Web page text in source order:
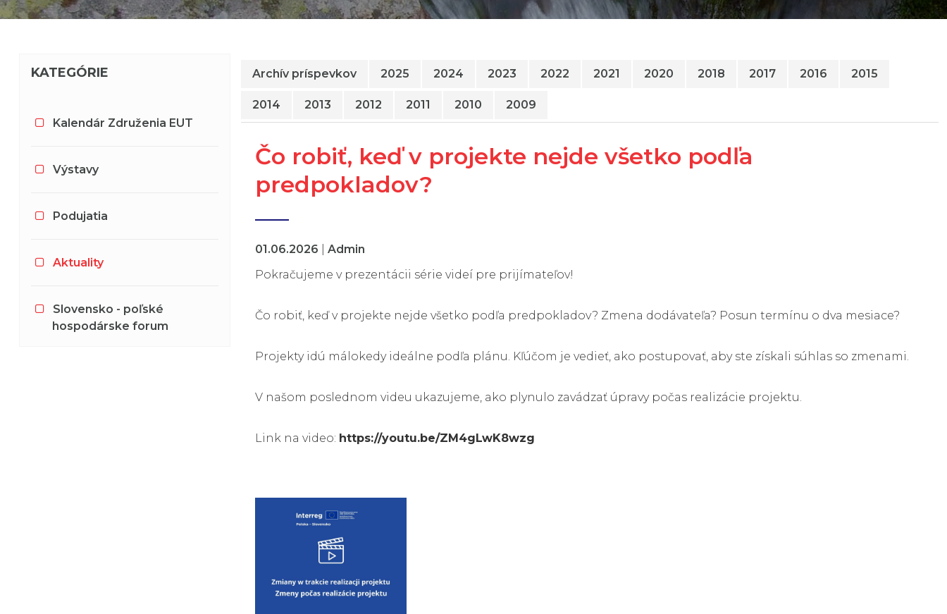
KATEGÓRIE
Kalendár Združenia EUT
Výstavy
Podujatia
Aktuality
Slovensko - poľské
hospodárske forum
Archív príspevkov 2025 2024 2023 2022 2021 2020 2018 2017 2016 2015
2014 2013 2012 2011 2010 2009
Čo robiť, keď v projekte nejde všetko podľa
predpokladov?
01.06.2026
Admin
Pokračujeme v prezentácii série videí pre prijímateľov!
Čo robiť, keď v projekte nejde všetko podľa predpokladov? Zmena dodávateľa? Posun termínu o dva mesiace?
Projekty idú málokedy ideálne podľa plánu. Kľúčom je vedieť, ako postupovať, aby ste získali súhlas so zmenami.
V našom poslednom videu ukazujeme, ako plynulo zavádzať úpravy počas realizácie projektu.
Link na video: https://youtu.be/ZM4gLwK8wzg